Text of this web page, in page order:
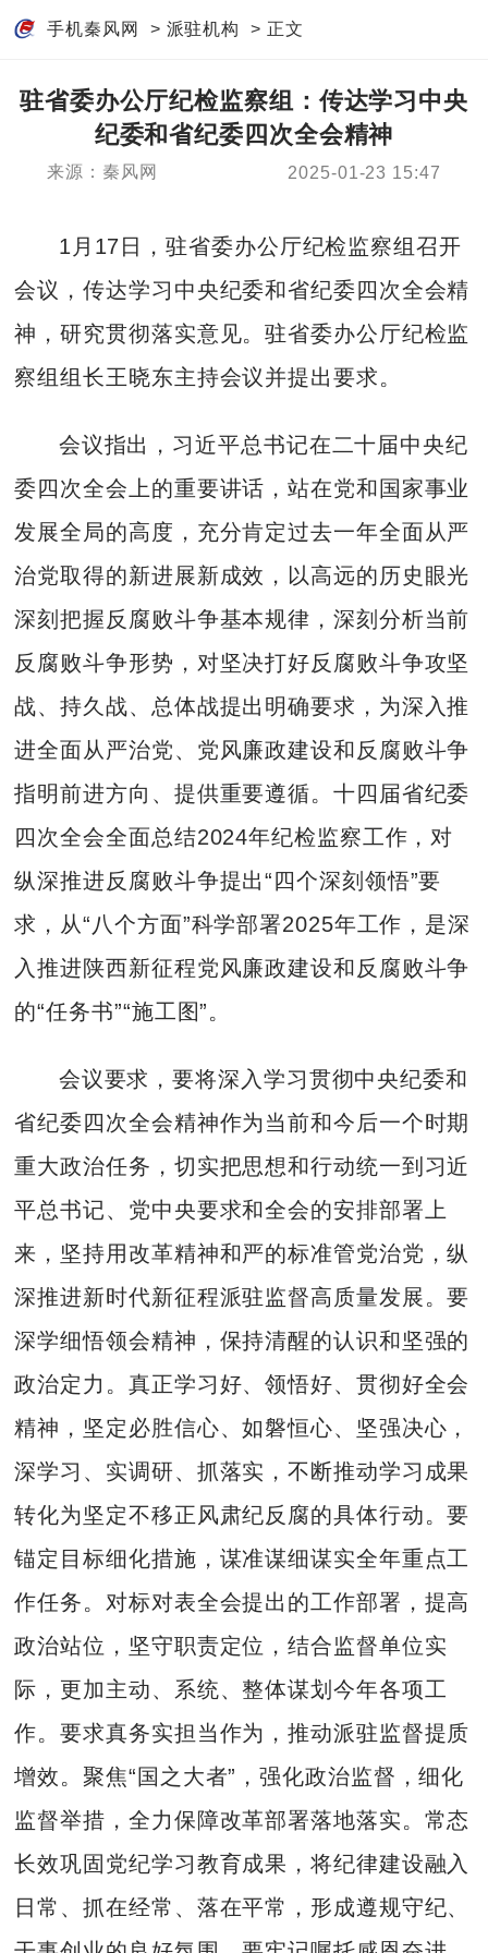
手机秦风网 > 派驻机构 > 正文
驻省委办公厅纪检监察组：传达学习中央
纪委和省纪委四次全会精神
来源：秦风网 2025-01-23 15:47
1月17日，驻省委办公厅纪检监察组召开
会议，传达学习中央纪委和省纪委四次全会精
神，研究贯彻落实意见。驻省委办公厅纪检监
察组组长王晓东主持会议并提出要求。
会议指出，习近平总书记在二十届中央纪
委四次全会上的重要讲话，站在党和国家事业
发展全局的高度，充分肯定过去一年全面从严
治党取得的新进展新成效，以高远的历史眼光
深刻把握反腐败斗争基本规律，深刻分析当前
反腐败斗争形势，对坚决打好反腐败斗争攻坚
战、持久战、总体战提出明确要求，为深入推
进全面从严治党、党风廉政建设和反腐败斗争
指明前进方向、提供重要遵循。十四届省纪委
四次全会全面总结2024年纪检监察工作，对
纵深推进反腐败斗争提出“四个深刻领悟”要
求，从“八个方面”科学部署2025年工作，是深
入推进陕西新征程党风廉政建设和反腐败斗争
的“任务书”“施工图”。
会议要求，要将深入学习贯彻中央纪委和
省纪委四次全会精神作为当前和今后一个时期
重大政治任务，切实把思想和行动统一到习近
平总书记、党中央要求和全会的安排部署上
来，坚持用改革精神和严的标准管党治党，纵
深推进新时代新征程派驻监督高质量发展。要
深学细悟领会精神，保持清醒的认识和坚强的
政治定力。真正学习好、领悟好、贯彻好全会
精神，坚定必胜信心、如磐恒心、坚强决心，
深学习、实调研、抓落实，不断推动学习成果
转化为坚定不移正风肃纪反腐的具体行动。要
锚定目标细化措施，谋准谋细谋实全年重点工
作任务。对标对表全会提出的工作部署，提高
政治站位，坚守职责定位，结合监督单位实
际，更加主动、系统、整体谋划今年各项工
作。要求真务实担当作为，推动派驻监督提质
增效。聚焦“国之大者”，强化政治监督，细化
监督举措，全力保障改革部署落地落实。常态
长效巩固党纪学习教育成果，将纪律建设融入
日常、抓在经常、落在平常，形成遵规守纪、